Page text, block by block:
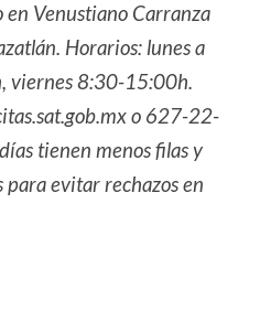
en Venustiano Carranza
Horarios: lunes a
viernes 8:30-15:00h.
o 627-22-
tienen menos filas y
para evitar rechazos en